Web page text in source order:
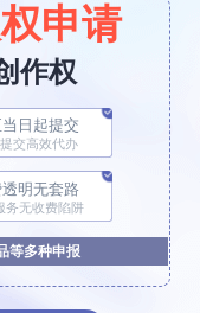
申请
作权
日起提交
交高效代办
明无套路
务无收费陷阱
等多种申报